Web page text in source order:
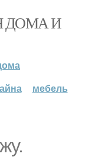
ДОМА И
мебель